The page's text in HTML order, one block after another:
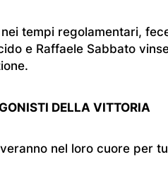
tempi regolamentari,
e Raffaele Sabbato
DELLA VITTORIA
nel loro cuore per